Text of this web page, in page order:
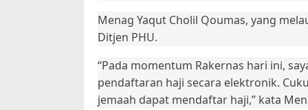
Menag Yaqut Cholil Qoumas, yang
Ditjen PHU.
“Pada momentum Rakernas hari ini,
pendaftaran haji secara elektronik.
jemaah dapat mendaftar haji,” kata